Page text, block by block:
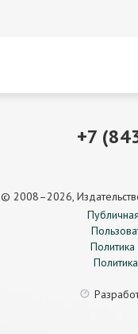
+7
© 2008–2026,